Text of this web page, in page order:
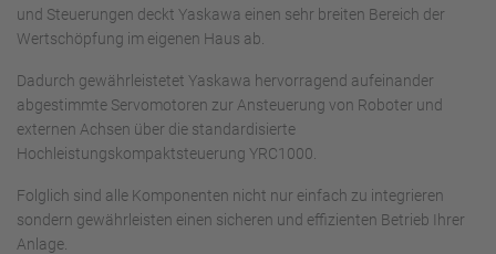
und Steuerungen deckt Yaskawa einen sehr breiten Bereich der
Wertschöpfung im eigenen Haus ab.
Dadurch gewährleistetet Yaskawa hervorragend aufeinander
abgestimmte Servomotoren zur Ansteuerung von Roboter und
externen Achsen über die standardisierte
Hochleistungskompaktsteuerung YRC1000.
Folglich sind alle Komponenten nicht nur einfach zu integrieren
sondern gewährleisten einen sicheren und effizienten Betrieb Ihrer
Anlage.